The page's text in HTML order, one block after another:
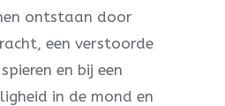
ontstaan door
een verstoorde
en bij een
in de mond en